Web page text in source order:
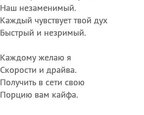
Наш незаменимый.
Каждый чувствует твой дух
Быстрый и незримый.
Каждому желаю я
Скорости и драйва.
Получить в сети свою
Порцию вам кайфа.